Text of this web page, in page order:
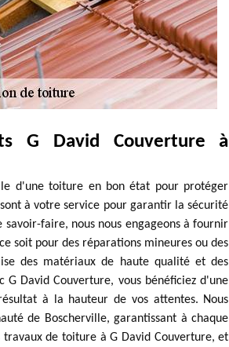
G David Couverture à
d'une toiture en bon état pour protéger
à votre service pour garantir la sécurité
faire, nous nous engageons à fournir
soit pour des réparations mineures ou des
des matériaux de haute qualité et des
David Couverture, vous bénéficiez d'une
à la hauteur de vos attentes. Nous
de Boscherville, garantissant à chaque
de toiture à G David Couverture, et